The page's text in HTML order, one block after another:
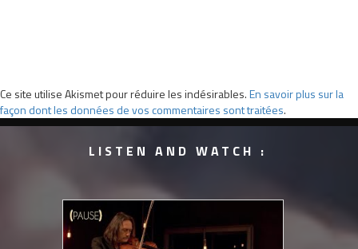
Ce site utilise Akismet pour réduire les indésirables.En savoir plus sur la
façon dont les données de vos commentaires sont traitées.
LISTEN AND WATCH :